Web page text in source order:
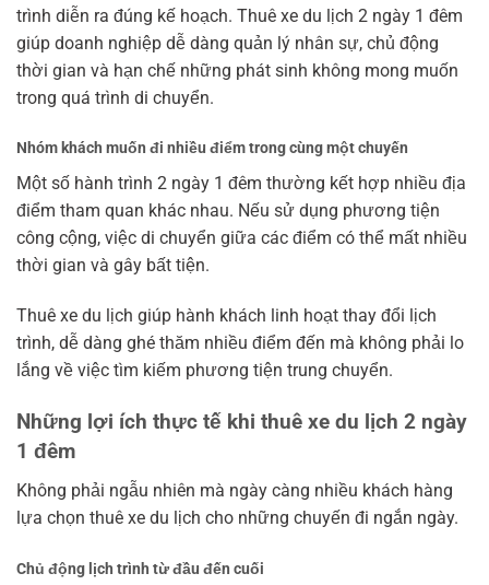
trình diễn ra đúng kế hoạch. Thuê xe du lịch 2 ngày 1 đêm
giúp doanh nghiệp dễ dàng quản lý nhân sự, chủ động
thời gian và hạn chế những phát sinh không mong muốn
trong quá trình di chuyển.
Nhóm khách muốn đi nhiều điểm trong cùng một chuyến
Một số hành trình 2 ngày 1 đêm thường kết hợp nhiều địa
điểm tham quan khác nhau. Nếu sử dụng phương tiện
công cộng, việc di chuyển giữa các điểm có thể mất nhiều
thời gian và gây bất tiện.
Thuê xe du lịch giúp hành khách linh hoạt thay đổi lịch
trình, dễ dàng ghé thăm nhiều điểm đến mà không phải lo
lắng về việc tìm kiếm phương tiện trung chuyển.
Những lợi ích thực tế khi thuê xe du lịch 2 ngày
1 đêm
Không phải ngẫu nhiên mà ngày càng nhiều khách hàng
lựa chọn thuê xe du lịch cho những chuyến đi ngắn ngày.
Chủ động lịch trình từ đầu đến cuối